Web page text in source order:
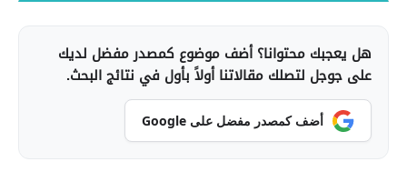
هل يعجبك محتوانا؟ أضف موضوع كمصدر مفضل لديك
على جوجل لتصلك مقالاتنا أولاً بأول في نتائج البحث.
أضف كمصدر مفضل على Google